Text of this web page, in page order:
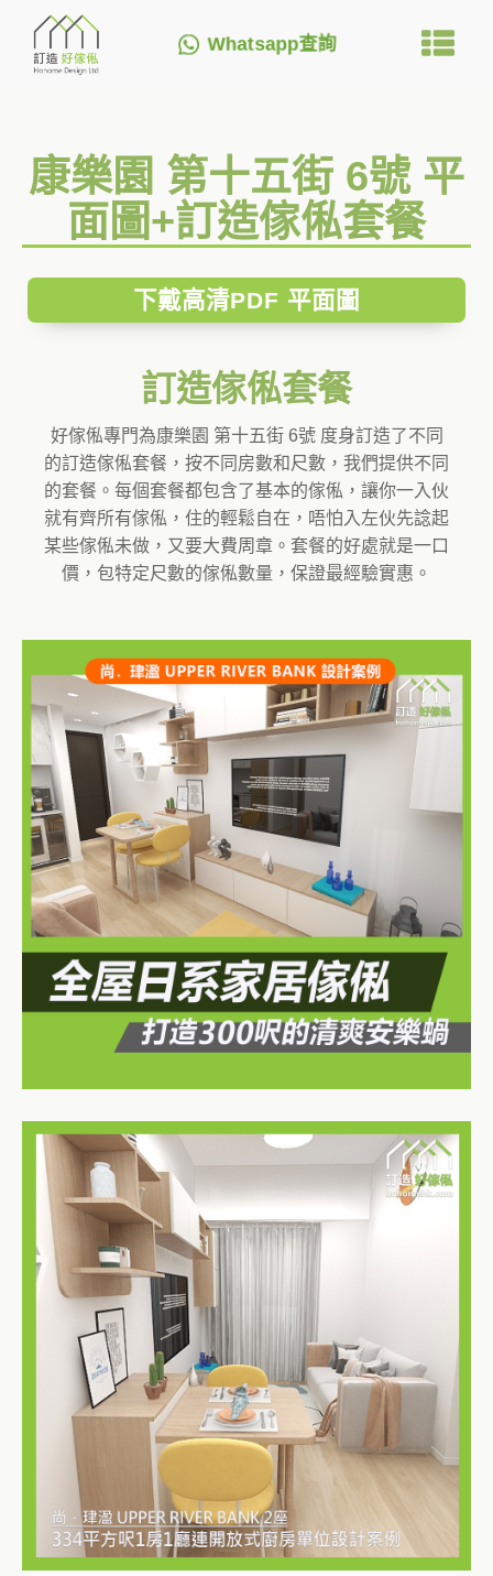
Whatsapp查詢
康樂園 第十五街 6號 平
面圖+訂造傢俬套餐
下戴高清PDF 平面圖
訂造傢俬套餐
好傢俬專門為康樂園 第十五街 6號 度身訂造了不同
的訂造傢俬套餐，按不同房數和尺數，我們提供不同
的套餐。每個套餐都包含了基本的傢俬，讓你一入伙
就有齊所有傢俬，住的輕鬆自在，唔怕入左伙先諗起
某些傢俬未做，又要大費周章。套餐的好處就是一口
價，包特定尺數的傢俬數量，保證最經驗實惠。